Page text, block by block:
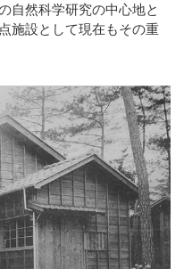
自然科学研究の中心地と
施設として現在もその重